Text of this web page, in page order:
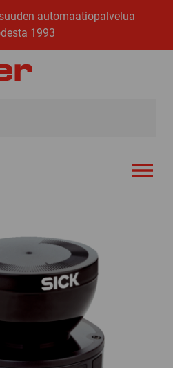
automaatiopalvelua
1993